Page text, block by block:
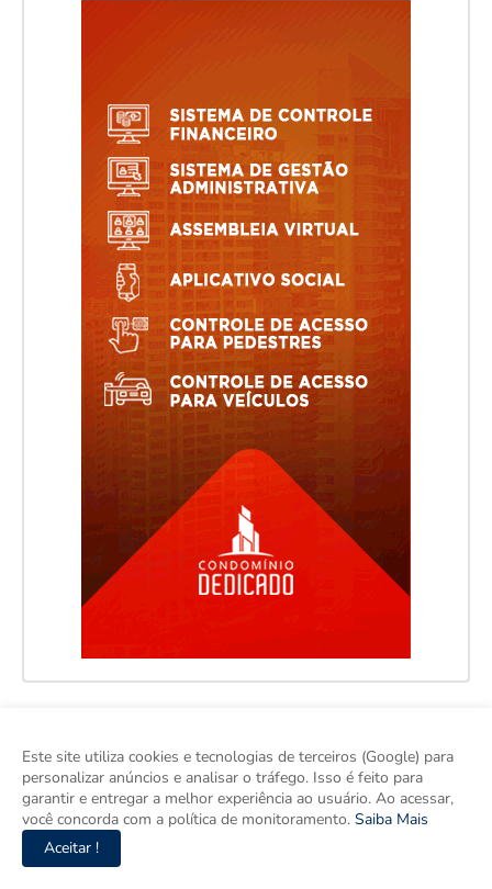
Este site utiliza cookies e tecnologias de terceiros (Google) para
personalizar anúncios e analisar o tráfego. Isso é feito para
garantir e entregar a melhor experiência ao usuário. Ao acessar,
você concorda com a política de monitoramento. Saiba Mais
Aceitar !